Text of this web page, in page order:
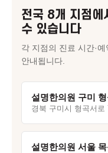
전국 8개 지점에
수 있습니다
각 지점의 진료 시간·
안내됩니다.
설명한의원 구미
경북 구미시 형곡서로
설명한의원 서울